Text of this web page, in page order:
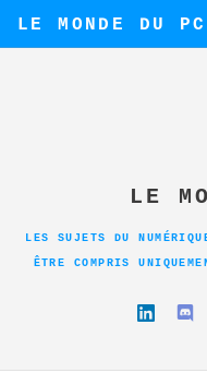
LE MONDE DU PC
LE
LES SUJETS DU
ÊTRE COMPRIS